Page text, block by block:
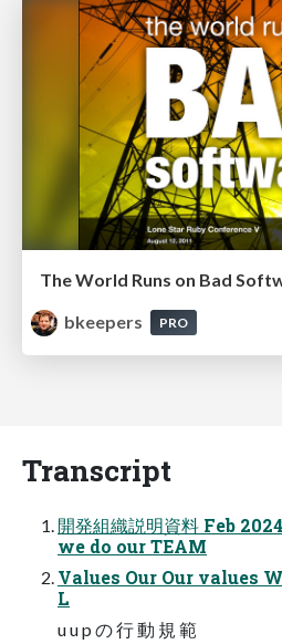
The World Runs on Bad
bkeepers
PRO
Transcript
開発組織説明資料 Feb
we do our TEAM
Values Our Our values
L
u u p の 行 動 規 範